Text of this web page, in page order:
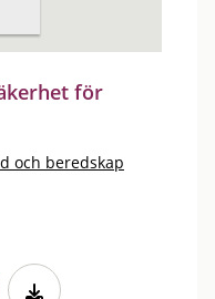
för
och beredskap